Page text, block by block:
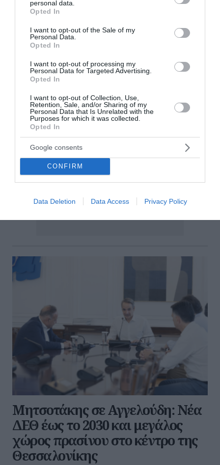
grant or deny consent to Google and its third-party tags to
use your data for below specified purposes in below Google
consent section.
personal data.
Opted In
I want to opt-out of the Sale of my
Personal Data.
Opted In
I want to opt-out of processing my
Personal Data for Targeted Advertising.
Opted In
I want to opt-out of Collection, Use,
Retention, Sale, and/or Sharing of my
Personal Data that Is Unrelated with the
Purposes for which it was collected.
Opted In
Google consents
CONFIRM
Data Deletion Data Access Privacy Policy
Μητσοτάκης σε Αγγελούδη: Νέα
ΔΕΘ έως το 2030 και μεγάλος
χώρος πρασίνου στο κέντρο της
Θεσσαλονίκης